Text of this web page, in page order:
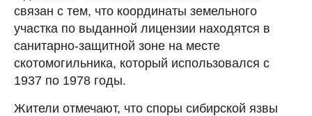
связан с тем, что координаты земельного
участка по выданной лицензии находятся в
санитарно-защитной зоне на месте
скотомогильника, который использовался с
1937 по 1978 годы.
Жители отмечают, что споры сибирской язвы